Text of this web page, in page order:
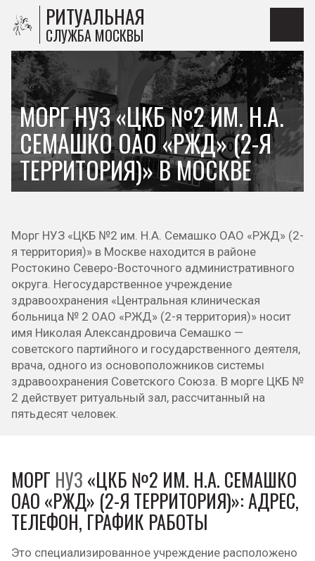
РИТУАЛЬНАЯ
СЛУЖБА МОСКВЫ
МОРГ НУЗ «ЦКБ №2 ИМ. Н.А.
СЕМАШКО ОАО «РЖД» (2-Я
ТЕРРИТОРИЯ)» В МОСКВЕ
Морг НУЗ «ЦКБ №2 им. Н.А. Семашко ОАО «РЖД» (2-
я территория)» в Москве находится в районе
Ростокино Северо-Восточного административного
округа. Негосударственное учреждение
здравоохранения «Центральная клиническая
больница № 2 ОАО «РЖД» (2-я территория)» носит
имя Николая Александровича Семашко —
советского партийного и государственного деятеля,
врача, одного из основоположников системы
здравоохранения Советского Союза. В морге ЦКБ №
2 действует ритуальный зал, рассчитанный на
пятьдесят человек.
МОРГ НУЗ «ЦКБ №2 ИМ. Н.А. СЕМАШКО
ОАО «РЖД» (2-Я ТЕРРИТОРИЯ)»: АДРЕС,
ТЕЛЕФОН, ГРАФИК РАБОТЫ
Это специализированное учреждение расположено